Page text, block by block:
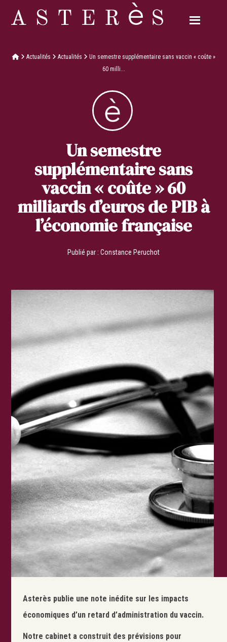
Actualités Actualités
Un semestre supplémentaire sans vaccin « coûte »
60 milli...
Un semestre
supplémentaire sans
vaccin « coûte » 60
milliards d’euros de PIB à
l’économie française
Publié par : Constance Peruchot
Asterès publie une note inédite sur les impacts
économiques d’un retard d’administration du vaccin.
Notre cabinet a construit des prévisions pour